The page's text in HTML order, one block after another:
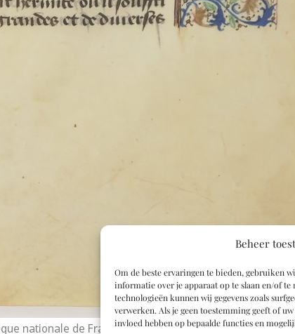
Beheer
Om de beste ervaringen te bieden, gebruiken
informatie over je apparaat op te slaan en/of
technologieën kunnen wij gegevens zoals
verwerken. Als je geen toestemming geeft of
invloed hebben op bepaalde functies en